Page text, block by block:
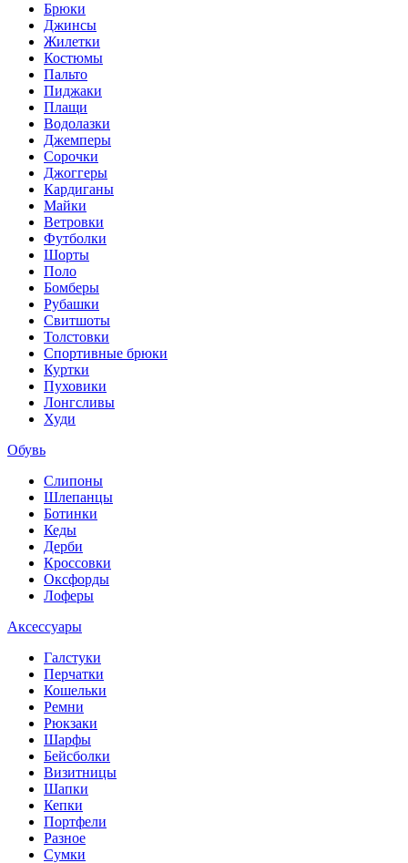
Брюки
Джинсы
Жилетки
Костюмы
Пальто
Пиджаки
Плащи
Водолазки
Джемперы
Сорочки
Джоггеры
Кардиганы
Майки
Ветровки
Футболки
Шорты
Поло
Бомберы
Рубашки
Свитшоты
Толстовки
Спортивные брюки
Куртки
Пуховики
Лонгсливы
Худи
Обувь
Слипоны
Шлепанцы
Ботинки
Кеды
Дерби
Кроссовки
Оксфорды
Лоферы
Аксессуары
Галстуки
Перчатки
Кошельки
Ремни
Рюкзаки
Шарфы
Бейсболки
Визитницы
Шапки
Кепки
Портфели
Разное
Сумки